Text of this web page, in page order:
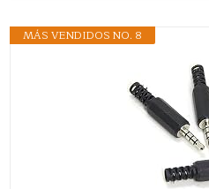
MÁS VENDIDOS NO. 8